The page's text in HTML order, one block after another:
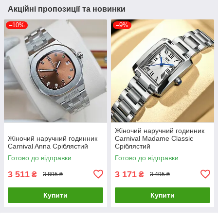
Акційні пропозиції та новинки
–10%
Жіночий наручний годинник
Carnival Anna Сріблястий
Готово до відправки
3 511 ₴ 3 895 ₴
Купити
–9%
Жіночий наручний годинник
Carnival Madame Classic
Сріблястий
Готово до відправки
3 171 ₴ 3 495 ₴
Купити